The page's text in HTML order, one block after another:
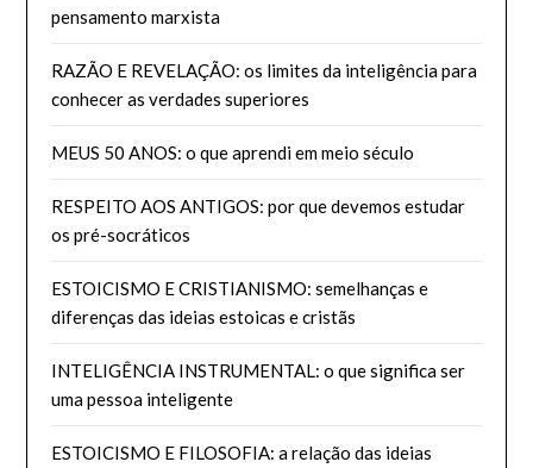
pensamento marxista
RAZÃO E REVELAÇÃO: os limites da inteligência para
conhecer as verdades superiores
MEUS 50 ANOS: o que aprendi em meio século
RESPEITO AOS ANTIGOS: por que devemos estudar
os pré-socráticos
ESTOICISMO E CRISTIANISMO: semelhanças e
diferenças das ideias estoicas e cristãs
INTELIGÊNCIA INSTRUMENTAL: o que significa ser
uma pessoa inteligente
ESTOICISMO E FILOSOFIA: a relação das ideias